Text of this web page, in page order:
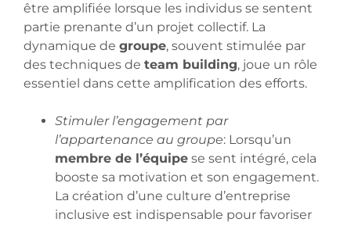
être amplifiée lorsque les individus se sentent
partie prenante d’un projet collectif. La
dynamique de groupe, souvent stimulée par
des techniques de team building, joue un rôle
essentiel dans cette amplification des efforts.
Stimuler l’engagement par
l’appartenance au groupe: Lorsqu’un
membre de l’équipe se sent intégré, cela
booste sa motivation et son engagement.
La création d’une culture d’entreprise
inclusive est indispensable pour favoriser